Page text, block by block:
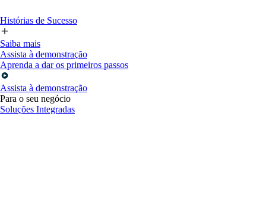
Histórias de Sucesso
Saiba mais
Assista à demonstração
Aprenda a dar os primeiros passos
Assista à demonstração
Para o seu negócio
Soluções Integradas